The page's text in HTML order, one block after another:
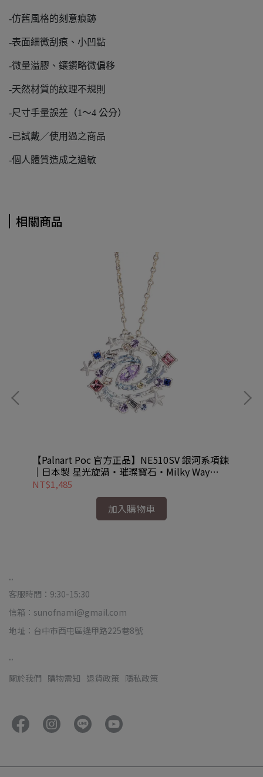
-仿舊風格的刻意痕跡
-表面細微刮痕、小凹點
-微量溢膠、鑲鑽略微偏移
-天然材質的紋理不規則
-尺寸手量誤差（1～4 公分）
-已試戴／使用過之商品
-個人體質造成之過敏
相關商品
【Palnart Poc 官方正品】NE510SV 銀河系項鍊
｜日本製 星光旋渦・璀璨寶石・Milky Way
Galaxy
NT$1,485
加入購物車
..
客服時間：9:30-15:30
信箱：sunofnami@gmail.com
地址：台中市西屯區逢甲路225巷8號
..
關於我們 購物需知 退貨政策 隱私政策